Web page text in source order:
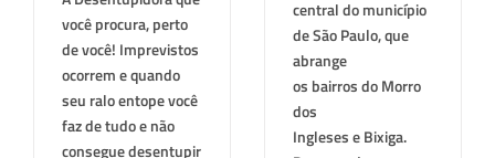
você procura, perto
de você! Imprevistos
ocorrem e quando
seu ralo entope você
faz de tudo e não
consegue desentupir
central do município
de São Paulo, que
abrange
os bairros do Morro
dos
Ingleses e Bixiga.